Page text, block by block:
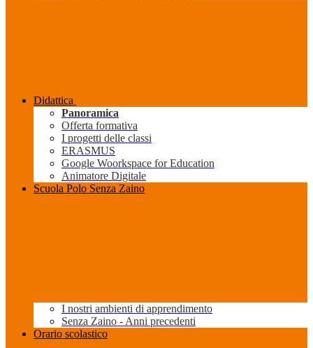
Didattica
Panoramica
Offerta formativa
I progetti delle classi
ERASMUS
Google Woorkspace for Education
Animatore Digitale
Scuola Polo Senza Zaino
I nostri ambienti di apprendimento
Senza Zaino - Anni precedenti
Orario scolastico